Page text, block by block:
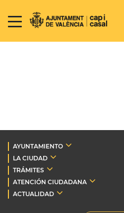
AYUNTAMIENTO
LA CIUDAD
TRÁMITES
ATENCIÓN CIUDADANA
ACTUALIDAD